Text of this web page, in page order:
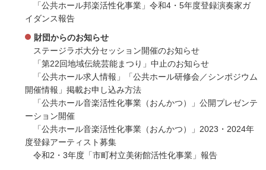
「公共ホール邦楽活性化事業」令和4・5年度登録演奏家ガ
イダンス報告
財団からのお知らせ
ステージラボ大分セッション開催のお知らせ
「第22回地域伝統芸能まつり」中止のお知らせ
「公共ホール求人情報」「公共ホール研修会／シンポジウム
開催情報」掲載お申し込み方法
「公共ホール音楽活性化事業（おんかつ）」公開プレゼンテ
ーション開催
「公共ホール音楽活性化事業（おんかつ）」2023・2024年
度登録アーティスト募集
令和2・3年度「市町村立美術館活性化事業」報告